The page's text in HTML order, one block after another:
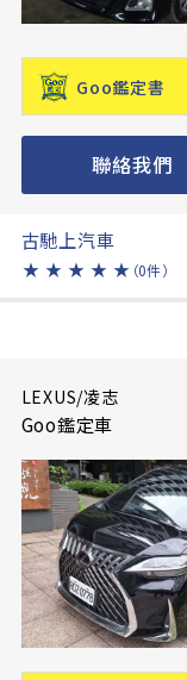
Goo鑑定書
聯絡我們
古馳上汽車
★ ★ ★ ★ ★ （0件）
LEXUS/凌志
Goo鑑定車